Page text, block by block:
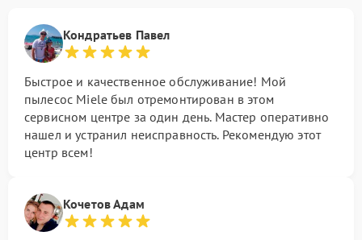
Кондратьев Павел
Быстрое и качественное обслуживание! Мой
пылесос Miele был отремонтирован в этом
сервисном центре за один день. Мастер оперативно
нашел и устранил неисправность. Рекомендую этот
центр всем!
Кочетов Адам